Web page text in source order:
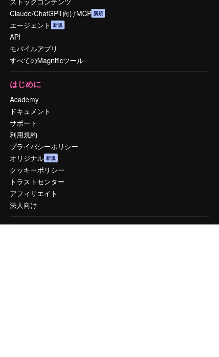
Claude/ChatGPT向けMCP 新規
エージェント 新規
API
モバイルアプリ
すべてのMagnificツール
はじめに
Academy
ドキュメント
サポート
利用規約
プライバシーポリシー
オリジナル 新規
クッキーポリシー
トラストセンター
アフィリエイト
法人向け